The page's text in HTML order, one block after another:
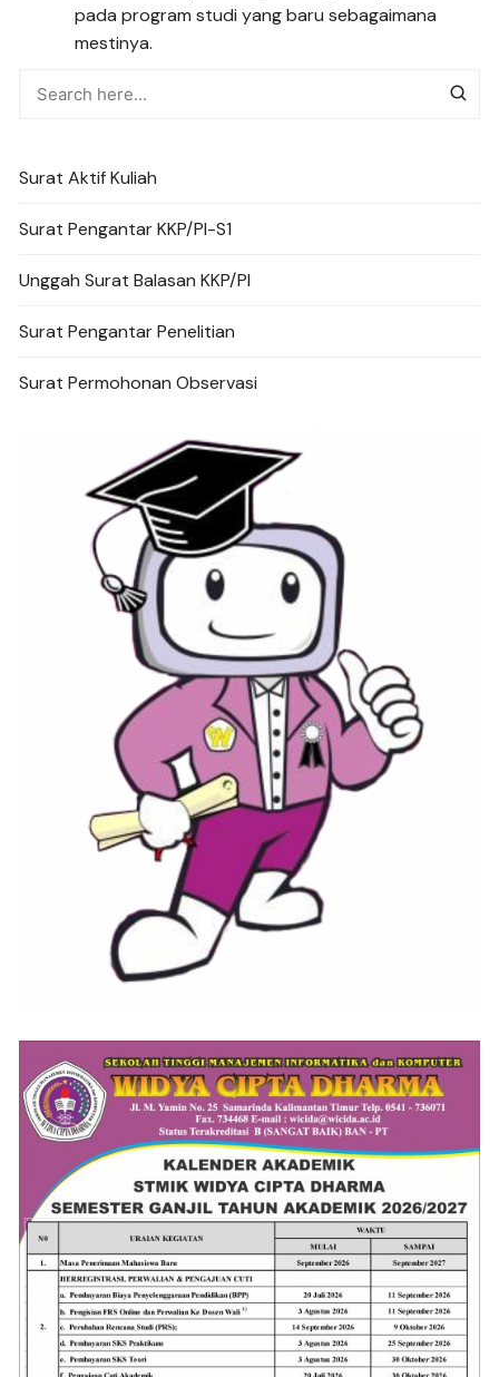
pada program studi yang baru sebagaimana
mestinya.
Surat Aktif Kuliah
Surat Pengantar KKP/PI-S1
Unggah Surat Balasan KKP/PI
Surat Pengantar Penelitian
Surat Permohonan Observasi